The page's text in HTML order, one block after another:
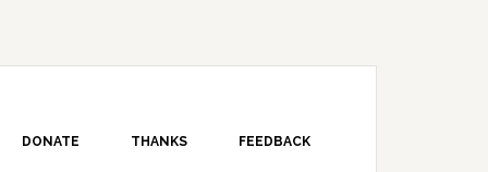
DONATE THANKS FEEDBACK